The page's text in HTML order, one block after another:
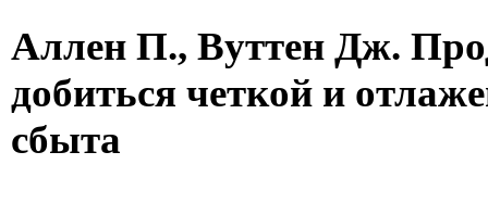
Аллен П., Вуттен Дж.
добиться четкой и
сбыта